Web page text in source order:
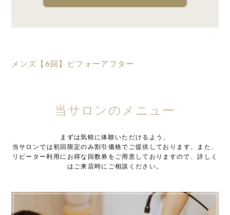
メンズ【6回】ビフォーアフター
当サロンのメニュー
まずは気軽に体験いただけるよう、
当サロンでは初回限定のみ割引価格でご提供しております。また、
リピーター利用にお得な回数券をご用意しておりますので、詳しく
はご来店時にご相談ください。